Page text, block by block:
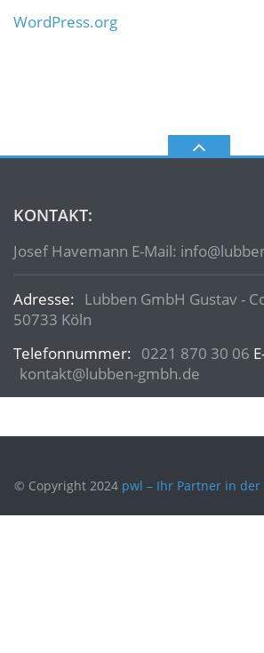
WordPress.org
KONTAKT:
Josef Havemann E-Mail:
Adresse: Lubben GmbH Gustav -
50733 Köln
Telefonnummer: 0221 870 30 06
kontakt@lubben-gmbh.de
© Copyright 2024 pwl – Ihr Partner in